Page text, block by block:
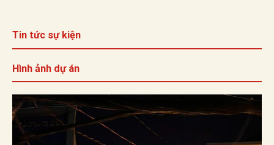
Tin tức sự kiện
Hình ảnh dự án